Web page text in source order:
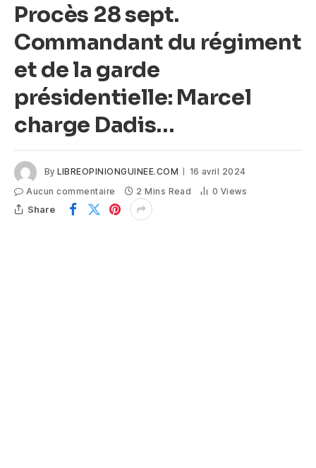
Procès 28 sept.
Commandant du régiment
et de la garde
présidentielle: Marcel
charge Dadis…
By LIBREOPINIONGUINEE.COM
16 avril 2024
Aucun commentaire
2 Mins Read 0 Views
Share